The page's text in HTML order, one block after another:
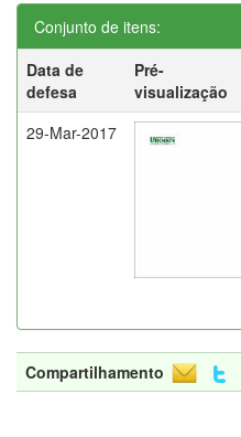
Conjunto de itens:
Data de
defesa
Pré-
visualização
29-Mar-2017
Compartilhamento